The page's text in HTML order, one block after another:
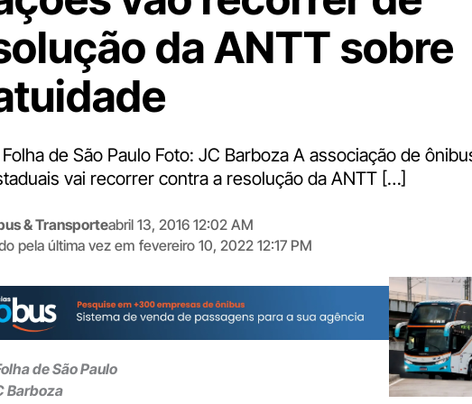
da ANTT sobre
de São Paulo Foto: JC Barboza A associação de
vai recorrer contra a resolução da ANTT […]
& Transporteabril 13, 2016 12:02 AM
pela última vez em fevereiro 10, 2022 12:17 PM
de São Paulo
Barboza
Digite
aqui
o
seu
mail